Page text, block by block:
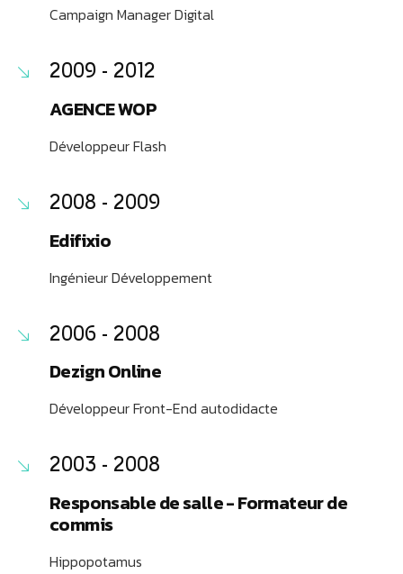
Campaign Manager Digital
2009 - 2012
AGENCE WOP
Développeur Flash
2008 - 2009
Edifixio
Ingénieur Développement
2006 - 2008
Dezign Online
Développeur Front-End autodidacte
2003 - 2008
Responsable de salle - Formateur de
commis
Hippopotamus